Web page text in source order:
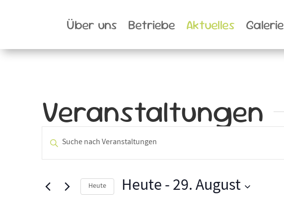
Über uns Betriebe Aktuelles Galerie
Veranstaltungen
Veranstaltungen
Suche
und
Bitte
nach
Heute Heute - 29. August